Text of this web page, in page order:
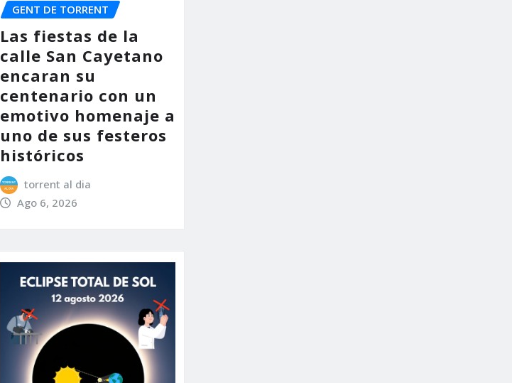
GENT DE TORRENT
Las fiestas de la
calle San Cayetano
encaran su
centenario con un
emotivo homenaje a
uno de sus festeros
históricos
torrent al dia
Ago 6, 2026